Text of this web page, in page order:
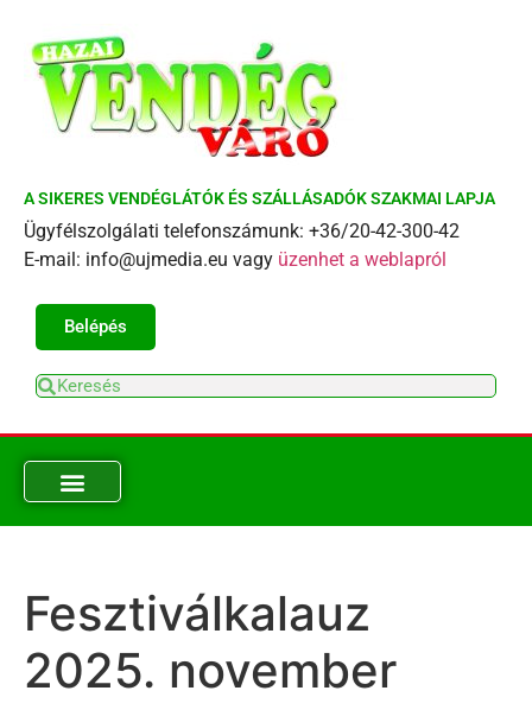
A SIKERES VENDÉGLÁTÓK ÉS SZÁLLÁSADÓK SZAKMAI LAPJA
Ügyfélszolgálati telefonszámunk: +36/20-42-300-42
E-mail: info@ujmedia.eu vagy üzenhet a weblapról
Belépés
Fesztiválkalauz
2025. november